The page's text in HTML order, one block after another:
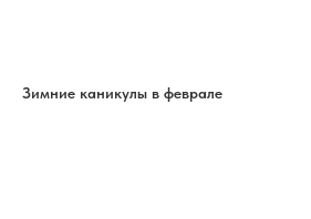
Зимние каникулы в феврале